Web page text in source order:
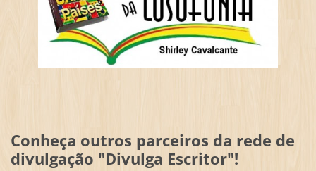
Conheça outros parceiros da rede de
divulgação "Divulga Escritor"!